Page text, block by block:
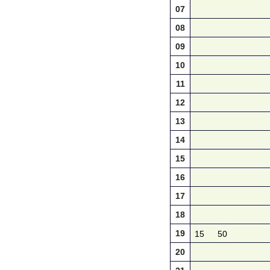
07
08
09
10
11
12
13
14
15
16
17
18
19
15
50
20